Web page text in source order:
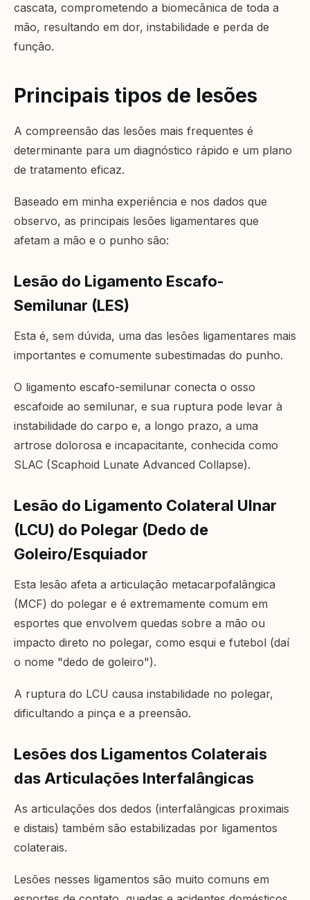
cascata, comprometendo a biomecânica de toda a
mão, resultando em dor, instabilidade e perda de
função.
Principais tipos de lesões
A compreensão das lesões mais frequentes é
determinante para um diagnóstico rápido e um plano
de tratamento eficaz.
Baseado em minha experiência e nos dados que
observo, as principais lesões ligamentares que
afetam a mão e o punho são:
Lesão do Ligamento Escafo-
Semilunar (LES)
Esta é, sem dúvida, uma das lesões ligamentares mais
importantes e comumente subestimadas do punho.
O ligamento escafo-semilunar conecta o osso
escafoide ao semilunar, e sua ruptura pode levar à
instabilidade do carpo e, a longo prazo, a uma
artrose dolorosa e incapacitante, conhecida como
SLAC (Scaphoid Lunate Advanced Collapse).
Lesão do Ligamento Colateral Ulnar
(LCU) do Polegar (Dedo de
Goleiro/Esquiador
Esta lesão afeta a articulação metacarpofalângica
(MCF) do polegar e é extremamente comum em
esportes que envolvem quedas sobre a mão ou
impacto direto no polegar, como esqui e futebol (daí
o nome "dedo de goleiro").
A ruptura do LCU causa instabilidade no polegar,
dificultando a pinça e a preensão.
Lesões dos Ligamentos Colaterais
das Articulações Interfalângicas
As articulações dos dedos (interfalângicas proximais
e distais) também são estabilizadas por ligamentos
colaterais.
Lesões nesses ligamentos são muito comuns em